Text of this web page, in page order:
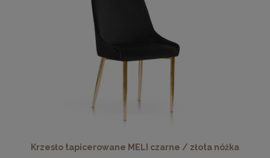
Krzesło tapicerowane MELI czarne / złota nóżka